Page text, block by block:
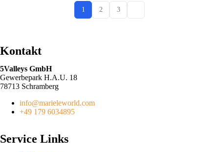
1 2 3
Kontakt
5Valleys GmbH
Gewerbepark H.A.U. 18
78713 Schramberg
info@marieleworld.com
+49 179 6034895
Service Links